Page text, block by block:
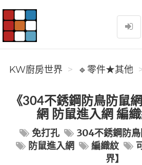
KW廚房世界
KW廚房世界 🔹零件★其他
《304不銹鋼防鳥防鼠
網 防鼠進入網 編
免打孔 304不銹鋼防鳥
防鼠進入網
編織紋
界】